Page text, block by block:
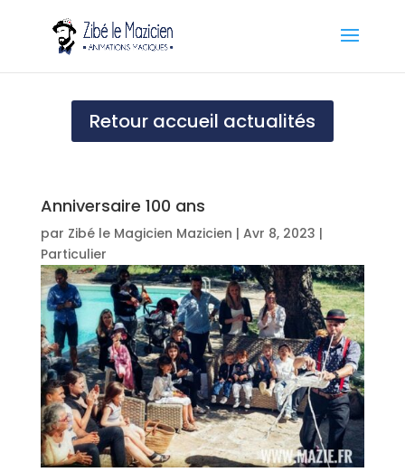
Retour accueil actualités
Anniversaire 100 ans
par Zibé le Magicien Mazicien | Avr 8, 2023 |
Particulier